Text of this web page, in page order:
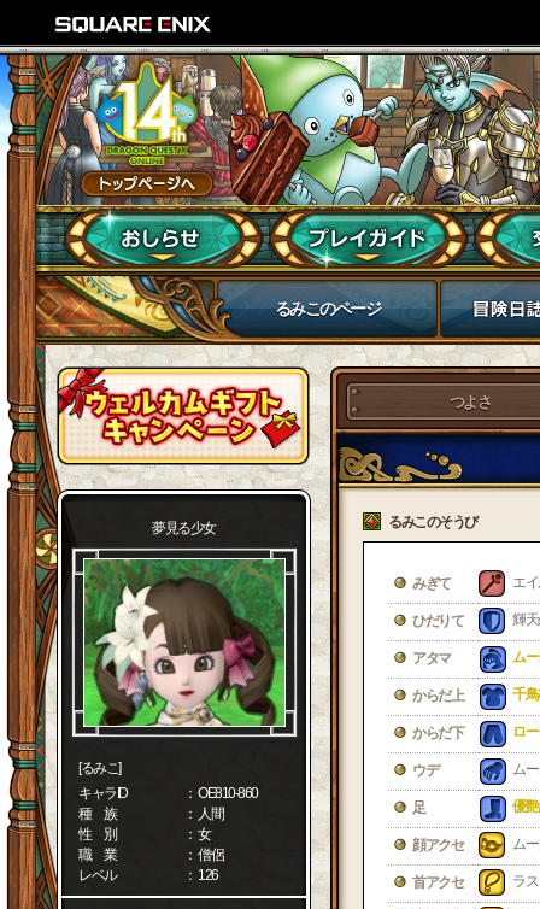
るみこのページ
夢見る少女
[るみこ]
キャラID
： OE810-860
種 族
： 人間
性 別
： 女
職 業
： 僧侶
レベル
： 126
つよさ
るみこのそうび
みぎて エ
ひだりて 輝
アタマ ム
からだ上 千
からだ下 ロ
ウデ ム
足 優
顔アクセ ム
首アクセ ラ